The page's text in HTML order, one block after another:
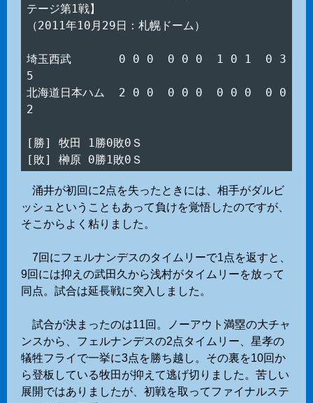
テージ第1戦】
（2011年10月29日：札幌ドーム）
埼玉西武　　　  0 0 0  0 0 0  1 0 1  0 3
5
北海道日本ハム  2 0 0  0 0 0  0 0 0  0 0
2
[勝] 牧田 1勝0敗0Ｓ
涌井が初回に2点を失ったときには、相手がダルビ
ッシュということもあって負けを覚悟したのですが、
そこからよく粘りました。
7回にフェルナンデスのタイムリーで1点を返すと、
9回には抑えの武田久から浅村がタイムリーを放って
同点。試合は延長戦に突入しました。
試合が決まったのは11回。ノーアウト満塁の大チャ
ンスから、フェルナンデスの2点タイムリー、星孝の
犠牲フライで一挙に3点を勝ち越し。その裏を10回か
ら登板している牧田が抑えて逃げ切りました。苦しい
展開ではありましたが、初戦を取ってファイナルステ